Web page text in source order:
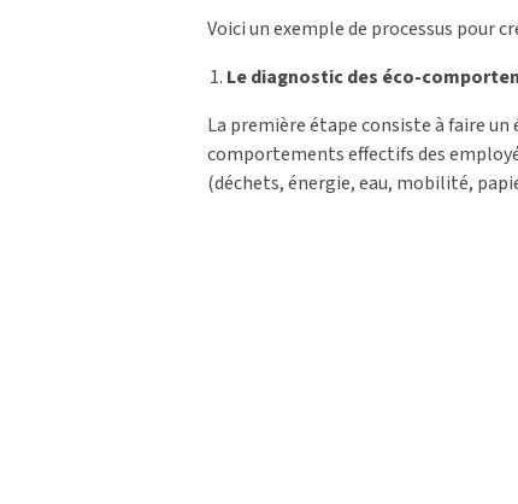
Voici un exemple de processus pour
Le diagnostic des éco-
La première étape consiste à faire
comportements effectifs des
(déchets, énergie, eau, mobilité,